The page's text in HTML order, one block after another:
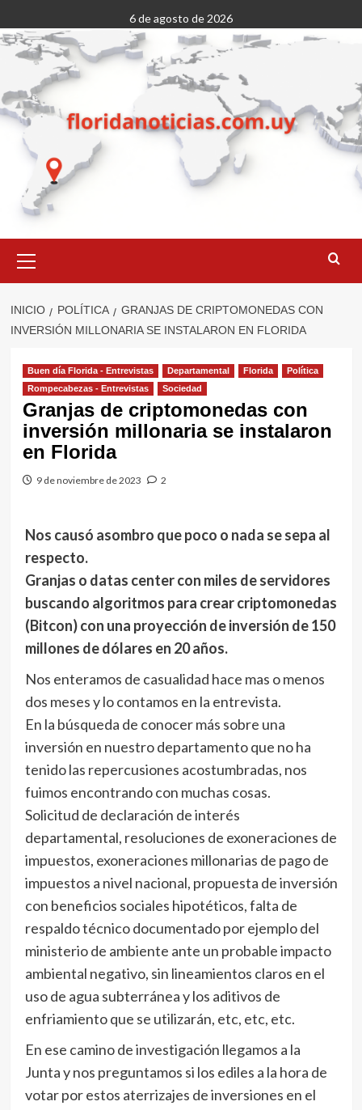
al
contenido
6 de agosto de 2026
primario
INICIO POLÍTICA
GRANJAS DE CRIPTOMONEDAS CON
INVERSIÓN MILLONARIA SE INSTALARON EN FLORIDA
Buen día Florida - Entrevistas Departamental Florida
Política
Rompecabezas - Entrevistas
Sociedad
Granjas de criptomonedas con
inversión millonaria se instalaron
en Florida
9 de noviembre de 2023 2
Nos causó asombro que poco o nada se sepa al
respecto.
Granjas o datas center con miles de servidores
buscando algoritmos para crear criptomonedas
(Bitcon) con una proyección de inversión de 150
millones de dólares en 20 años.
Nos enteramos de casualidad hace mas o menos
dos meses y lo contamos en la entrevista.
En la búsqueda de conocer más sobre una
inversión en nuestro departamento que no ha
tenido las repercusiones acostumbradas, nos
fuimos encontrando con muchas cosas.
Solicitud de declaración de interés
departamental, resoluciones de exoneraciones de
impuestos, exoneraciones millonarias de pago de
impuestos a nivel nacional, propuesta de inversión
con beneficios sociales hipotéticos, falta de
respaldo técnico documentado por ejemplo del
ministerio de ambiente ante un probable impacto
ambiental negativo, sin lineamientos claros en el
uso de agua subterránea y los aditivos de
enfriamiento que se utilizarán, etc, etc, etc.
En ese camino de investigación llegamos a la
Junta y nos preguntamos si los ediles a la hora de
votar por estos aterrizajes de inversiones en el